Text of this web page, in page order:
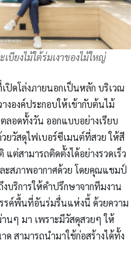
บียงไม้ใต้ร่มเงาของไม้ใหญ่
ปิดโล่งภายนอกเป็นหลัก บริเวณ
งองค์ประกอบให้เข้ากับต้นไม้
อดทั้งวัน ออกแบบอย่างเรียบ
ยวัสดุไฟเบอร์ซีเมนต์ที่สวย ให้สี
ต่สามารถติดตั้งได้อย่างรวดเร็ว
ะสภาพอากาศด้วย โดยคุณแชมป์
งบริการให้คำปรึกษาจากทีมงาน
รรค์พื้นที่อันร่มรื่นแห่งนี้ ด้วยความ
านๆ มา เพราะมีวัสดุสวยๆ ให้
สามารถนำมาใช้ก่อสร้างได้ทั้ง